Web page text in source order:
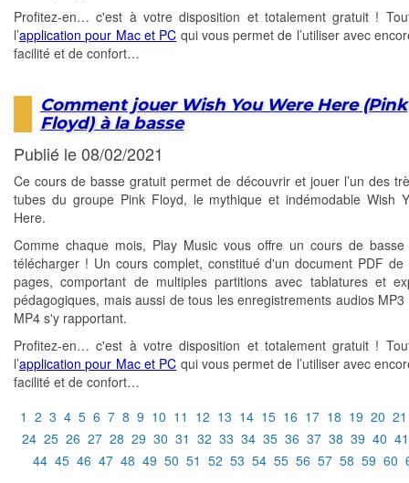
Profitez-en… c'est à votre disposition et totalement gratuit !
l’application pour Mac et PC qui vous permet de l’utiliser avec
facilité et de confort…
Comment jouer Wish You Were Here (Pink
Floyd) à la basse
Publié le 08/02/2021
Ce cours de basse gratuit permet de découvrir et jouer l’un des
tubes du groupe Pink Floyd, le mythique et indémodable Wish
Here.
Comme chaque mois, Play Music vous offre un cours de
télécharger ! Un cours complet, constitué d'un document PDF de
pages, comportant de multiples partitions avec tablatures et
pédagogiques, mais aussi de tous les enregistrements audios MP3
MP4 s'y rapportant.
Profitez-en… c'est à votre disposition et totalement gratuit !
l’application pour Mac et PC qui vous permet de l’utiliser avec
facilité et de confort…
1 2 3 4 5 6 7 8 9 10 11 12 13 14 15 16 17 18 19 20 21
24 25 26 27 28 29 30 31 32 33 34 35 36 37 38 39 40 41
44 45 46 47 48 49 50 51 52 53 54 55 56 57 58 59 60